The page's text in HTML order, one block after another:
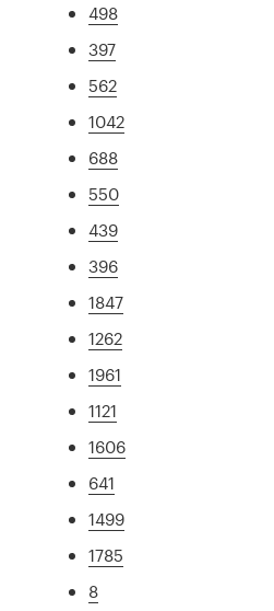
498
397
562
1042
688
550
439
396
1847
1262
1961
1121
1606
641
1499
1785
8